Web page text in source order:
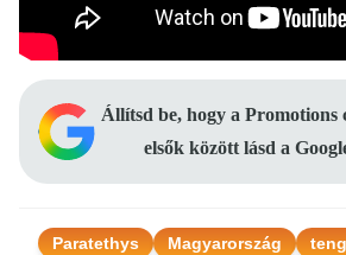
Állítsd be, hogy a Promotions
elsők között lásd a
Paratethys Magyarország